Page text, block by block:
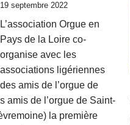
19 septembre 2022
L’association Orgue en
Pays de la Loire co-
organise avec les
associations ligériennes
des amis de l’orgue de
amis de l’orgue de Saint-
la première